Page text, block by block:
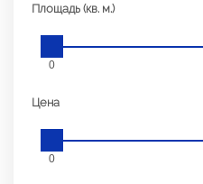
Площадь (кв. м.)
0
Цена
0